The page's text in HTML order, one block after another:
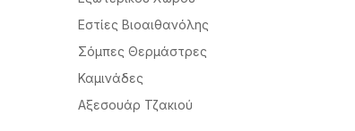
Εστίες Βιοαιθανόλης
Σόμπες Θερμάστρες
Καμινάδες
Αξεσουάρ Τζακιού